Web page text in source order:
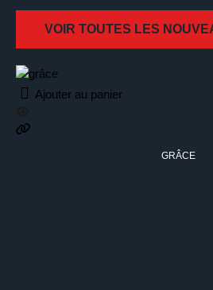
VOIR TOUTES LES
Ajouter au panier
GRÂCE